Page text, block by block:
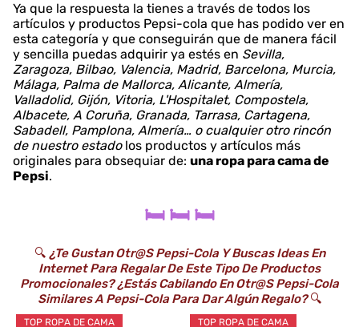
Ya que la respuesta la tienes a través de todos los
artículos y productos Pepsi-cola que has podido ver en
esta categoría y que conseguirán que de manera fácil
y sencilla puedas adquirir ya estés en Sevilla,
Zaragoza, Bilbao, Valencia, Madrid, Barcelona, Murcia,
Málaga, Palma de Mallorca, Alicante, Almería,
Valladolid, Gijón, Vitoria, L'Hospitalet, Compostela,
Albacete, A Coruña, Granada, Tarrasa, Cartagena,
Sabadell, Pamplona, Almería… o cualquier otro rincón
de nuestro estadolos productos y artículos más
originales para obsequiar de: una ropa para cama de
Pepsi.
🛏️ 🛏️ 🛏️
🔍 ¿Te Gustan Otr@s Pepsi-Cola Y Buscas Ideas En
Internet Para Regalar De Este Tipo De Productos
Promocionales? ¿Estás Cabilando En Otr@s Pepsi-Cola
Similares A Pepsi-Cola Para Dar Algún Regalo?🔍
TOP ROPA DE CAMA TOP ROPA DE CAMA